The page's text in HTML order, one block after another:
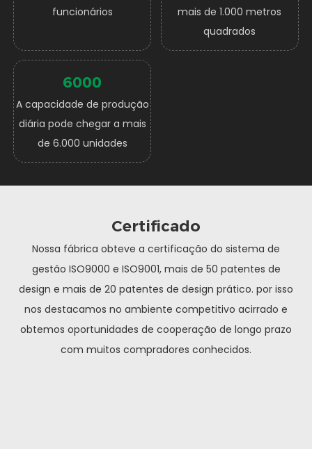
funcionários
mais de 1.000 metros
quadrados
6000
A capacidade de produção
diária pode chegar a mais
de 6.000 unidades
Certificado
Nossa fábrica obteve a certificação do sistema de
gestão ISO9000 e ISO9001, mais de 50 patentes de
design e mais de 20 patentes de design prático. por isso
nos destacamos no ambiente competitivo acirrado e
obtemos oportunidades de cooperação de longo prazo
com muitos compradores conhecidos.